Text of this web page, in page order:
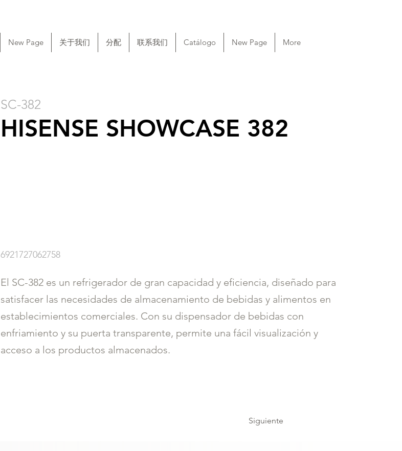
New Page 关于我们 分配 联系我们 Catálogo New Page More
SC-382
HISENSE SHOWCASE 382
El SC-382 es un refrigerador de gran capacidad y eficiencia, diseñado para
satisfacer las necesidades de almacenamiento de bebidas y alimentos en
establecimientos comerciales. Con su dispensador de bebidas con
enfriamiento y su puerta transparente, permite una fácil visualización y
acceso a los productos almacenados.
6921727062758
Siguiente